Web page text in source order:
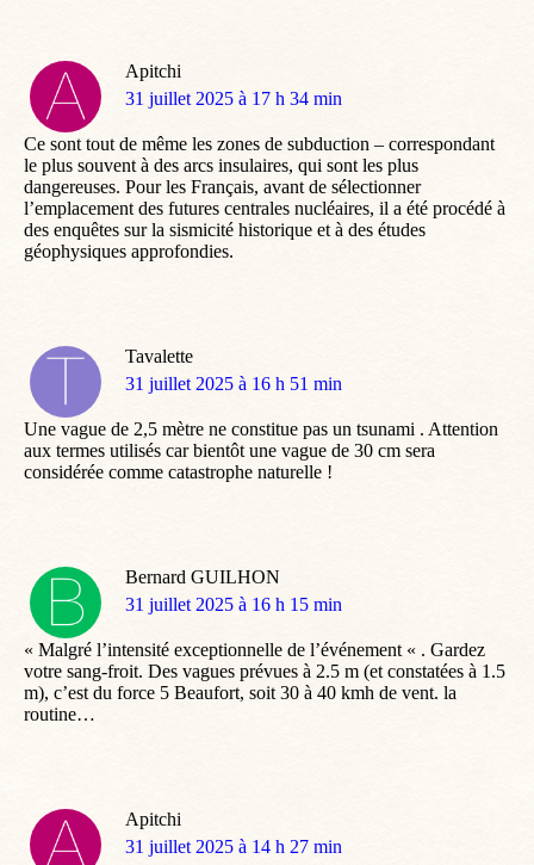
Apitchi
dit
31 juillet 2025 à 17 h 34 min
Ce sont tout de même les zones de subduction – correspondant
le plus souvent à des arcs insulaires, qui sont les plus
dangereuses. Pour les Français, avant de sélectionner
l’emplacement des futures centrales nucléaires, il a été procédé à
des enquêtes sur la sismicité historique et à des études
géophysiques approfondies.
Tavalette
dit
31 juillet 2025 à 16 h 51 min
Une vague de 2,5 mètre ne constitue pas un tsunami . Attention
aux termes utilisés car bientôt une vague de 30 cm sera
considérée comme catastrophe naturelle !
Bernard GUILHON
dit
31 juillet 2025 à 16 h 15 min
« Malgré l’intensité exceptionnelle de l’événement « . Gardez
votre sang-froit. Des vagues prévues à 2.5 m (et constatées à 1.5
m), c’est du force 5 Beaufort, soit 30 à 40 kmh de vent. la
routine…
Apitchi
dit
31 juillet 2025 à 14 h 27 min